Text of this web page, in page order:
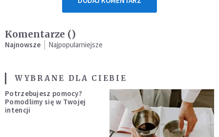
Komentarze ()
Najnowsze Najpopularniejsze
WYBRANE DLA CIEBIE
Potrzebujesz pomocy?
Pomodlimy się w Twojej
intencji